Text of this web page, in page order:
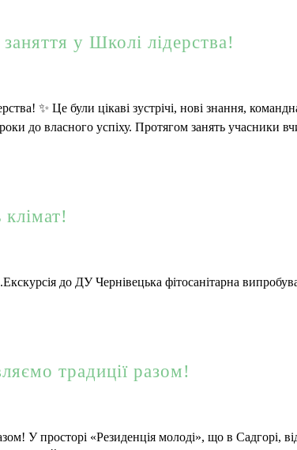
у Школі лідерства!
✨ Це були цікаві зустрічі, нові знання,
до власного успіху. Протягом занять учасники
до ДУ Чернівецька фітосанітарна
традиції разом!
У просторі «Резиденція молоді», що в Садгорі,